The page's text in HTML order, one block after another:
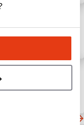
avec
sécuriser
du café